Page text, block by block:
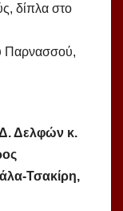
δίπλα στο
Παρνασσού,
Δελφών κ.
Τσακίρη,